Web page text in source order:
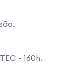
- 160h.